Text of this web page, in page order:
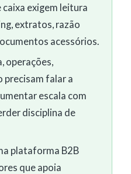
exigem leitura
extratos, razão
acessórios.
operações,
precisam falar a
escala com
disciplina de
plataforma B2B
que apoia